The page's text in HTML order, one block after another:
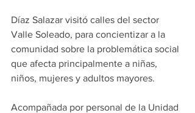
Díaz Salazar visitó calles del sector
Valle Soleado, para concientizar a la
comunidad sobre la problemática social
que afecta principalmente a niñas,
niños, mujeres y adultos mayores.
Acompañada por personal de la Unidad